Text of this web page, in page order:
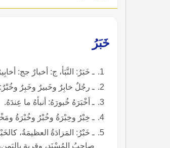
خَبَرُ
ـ خَبَرُ: النَّبَأ، ج: أخبارٌ جج: أخابِيرُ.
ـ رجُلٌ خابِرٌ وخَبيرٌ وخَبِرٌ وخُبْرٌ: عالمٌ به.
ـ أخْبَرَهُ خُبورَهُ: أنبأهُ ما عِندَهُ.
ـ خِبْرُ وخِبْرَةُ وخُبْرُ وخُبْرَةُ ومَخْبَرَةُ ومَخْبُرَةُ: العِلْمُ بالشيءِ، كالاخْتِبارِ والتَّخَبُّرِ. وقد خَبُرَ.
ـ خَبْرُ: المَزادَةُ العظيمَةُ،
صاحبُ المُسْنَدِ، وقرية